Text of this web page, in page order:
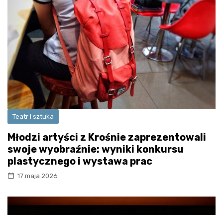
Teatr i sztuka
Młodzi artyści z Krośnie zaprezentowali
swoje wyobraźnie: wyniki konkursu
plastycznego i wystawa prac
17 maja 2026